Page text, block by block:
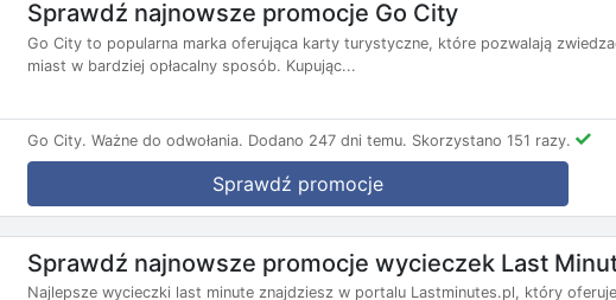
Sprawdź najnowsze promocje Go City
Go City to popularna marka oferująca karty turystyczne, które pozwalają
miast w bardziej opłacalny sposób. Kupując...
Go City. Ważne do odwołania. Dodano 247 dni temu. Skorzystano 151 razy.
Sprawdź promocje
Sprawdź najnowsze promocje wycieczek Last
Najlepsze wycieczki last minute znajdziesz w portalu Lastminutes.pl, który